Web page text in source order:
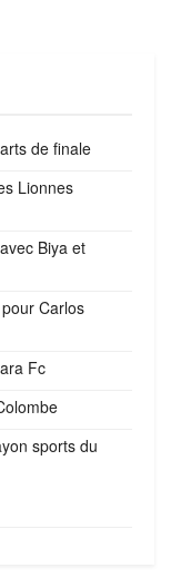
de finale
Lionnes
Biya et
Carlos
Fc
sports du